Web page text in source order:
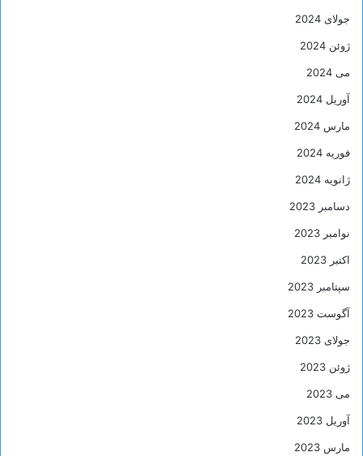
جولای 2024
ژوئن 2024
می 2024
آوریل 2024
مارس 2024
فوریه 2024
ژانویه 2024
دسامبر 2023
نوامبر 2023
اکتبر 2023
سپتامبر 2023
آگوست 2023
جولای 2023
ژوئن 2023
می 2023
آوریل 2023
مارس 2023